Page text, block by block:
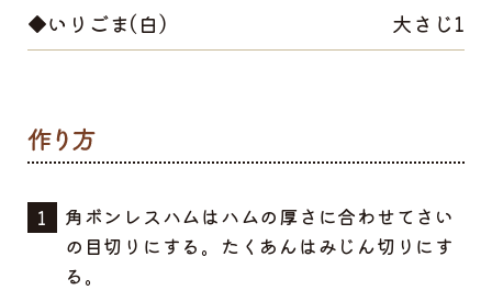
◆いりごま(白)
大さじ1
角ボンレスハムはハムの厚さに合わせてさい
の目切りにする。たくあんはみじん切りにす
る。